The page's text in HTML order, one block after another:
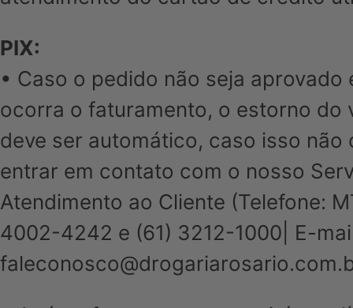
PIX:
• Caso o pedido não seja aprovado
ocorra o faturamento, o estorno do
deve ser automático, caso isso não
entrar em contato com o nosso
Atendimento ao Cliente (Telefone:
4002-4242 e (61) 3212-1000| E-